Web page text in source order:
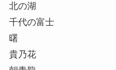
北の湖
千代の富士
曙
貴乃花